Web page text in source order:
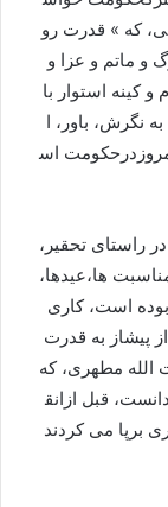
که » قدرت رو
و ماتم و عزا و
و کینه استوار با
به نگرش، باور، ا
اس
در راستای تحقیر،
ها،عیدها،
بوده است، کاری
از پیشاز به قدرت
الله مطهری، که
قبل ازانق
برپا می کردند